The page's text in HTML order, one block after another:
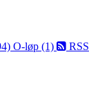
O-løp (1) RSS